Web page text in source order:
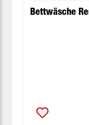
Bettwäsche